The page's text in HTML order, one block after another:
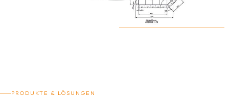
PRODUKTE & LÖSUNGEN